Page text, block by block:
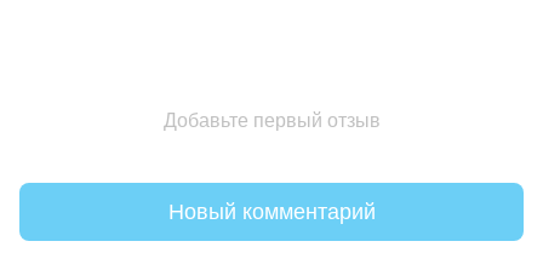
Добавьте первый отзыв
Новый комментарий